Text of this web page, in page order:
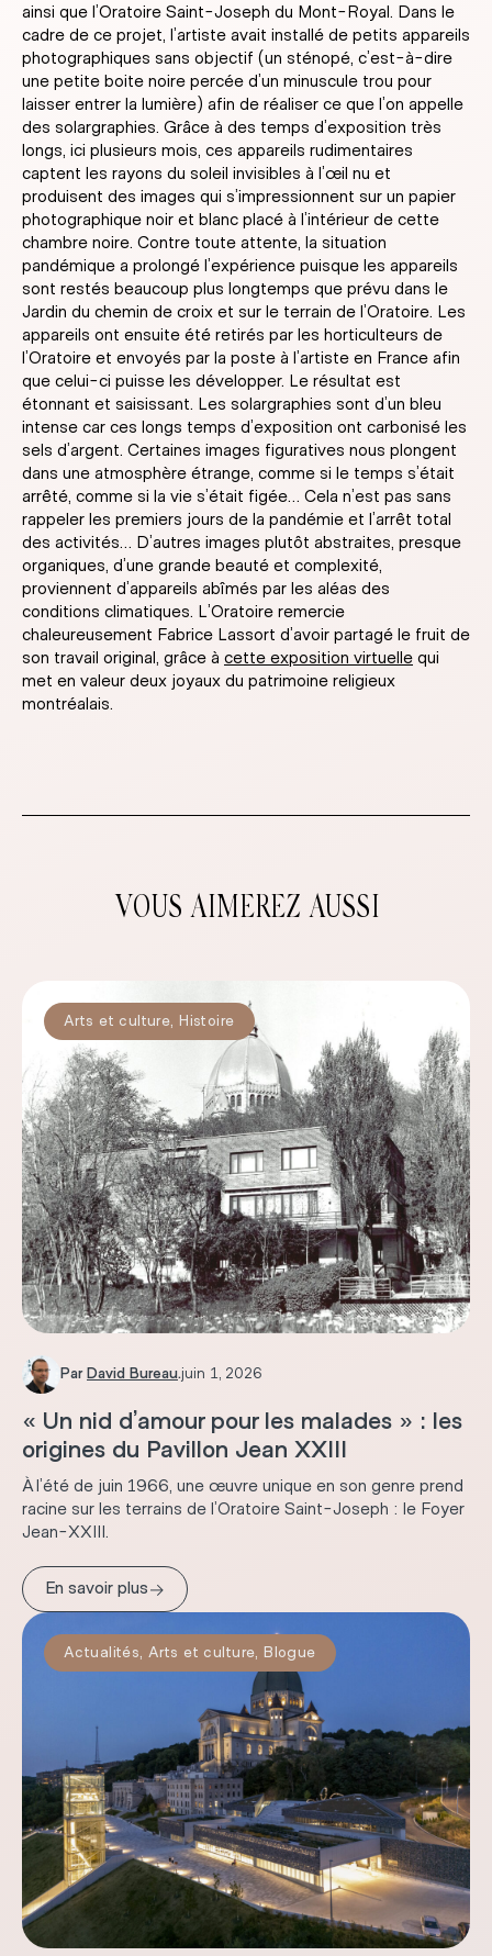
ainsi que l’Oratoire Saint-Joseph du Mont-Royal. Dans le
cadre de ce projet, l’artiste avait installé de petits appareils
photographiques sans objectif (un sténopé, c’est-à-dire
une petite boite noire percée d’un minuscule trou pour
laisser entrer la lumière) afin de réaliser ce que l’on appelle
des solargraphies. Grâce à des temps d’exposition très
longs, ici plusieurs mois, ces appareils rudimentaires
captent les rayons du soleil invisibles à l’œil nu et
produisent des images qui s’impressionnent sur un papier
photographique noir et blanc placé à l’intérieur de cette
chambre noire. Contre toute attente, la situation
pandémique a prolongé l’expérience puisque les appareils
sont restés beaucoup plus longtemps que prévu dans le
Jardin du chemin de croix et sur le terrain de l’Oratoire. Les
appareils ont ensuite été retirés par les horticulteurs de
l’Oratoire et envoyés par la poste à l’artiste en France afin
que celui-ci puisse les développer. Le résultat est
étonnant et saisissant. Les solargraphies sont d’un bleu
intense car ces longs temps d’exposition ont carbonisé les
sels d’argent. Certaines images figuratives nous plongent
dans une atmosphère étrange, comme si le temps s’était
arrêté, comme si la vie s’était figée… Cela n’est pas sans
rappeler les premiers jours de la pandémie et l’arrêt total
des activités… D’autres images plutôt abstraites, presque
organiques, d’une grande beauté et complexité,
proviennent d’appareils abîmés par les aléas des
conditions climatiques. L’Oratoire remercie
chaleureusement Fabrice Lassort d’avoir partagé le fruit de
son travail original, grâce à cette exposition virtuelle qui
met en valeur deux joyaux du patrimoine religieux
montréalais.
VOUS AIMEREZ AUSSI
Arts et culture, Histoire
Par David Bureau.juin 1, 2026
« Un nid d’amour pour les malades » : les
origines du Pavillon Jean XXIII
À l’été de juin 1966, une œuvre unique en son genre prend
racine sur les terrains de l’Oratoire Saint-Joseph : le Foyer
Jean-XXIII.
En savoir plus→
Actualités,Arts et culture, Blogue